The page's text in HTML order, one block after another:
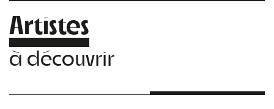
Artistes
à découvrir